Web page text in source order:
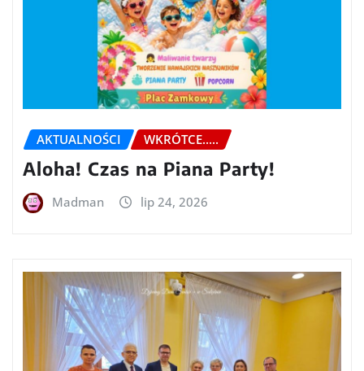
AKTUALNOŚCI WKRÓTCE.....
Aloha! Czas na Piana Party!
Madman lip 24, 2026